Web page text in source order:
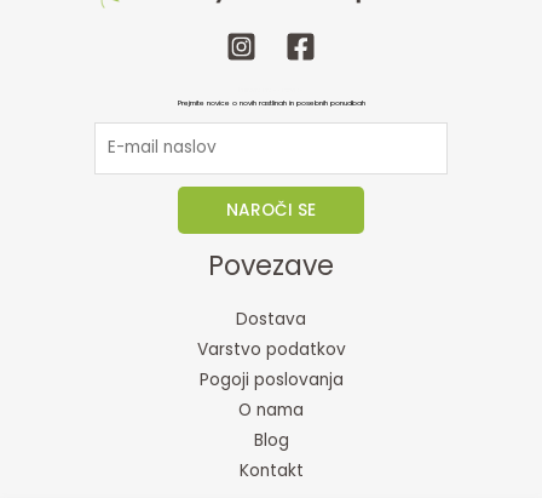
Prejmite novice o novih rastlinah in posebnih ponudbah
NAROČI SE
Povezave
Dostava
Varstvo podatkov
Pogoji poslovanja
O nama
Blog
Kontakt